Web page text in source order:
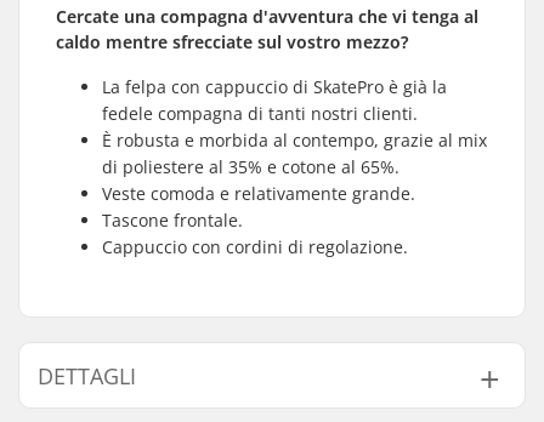
Cercate una compagna d'avventura che vi tenga al
caldo mentre sfrecciate sul vostro mezzo?
La felpa con cappuccio di SkatePro è già la
fedele compagna di tanti nostri clienti.
È robusta e morbida al contempo, grazie al mix
di poliestere al 35% e cotone al 65%.
Veste comoda e relativamente grande.
Tascone frontale.
Cappuccio con cordini di regolazione.
DETTAGLI